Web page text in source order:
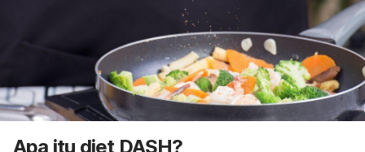
Apa itu diet DASH?